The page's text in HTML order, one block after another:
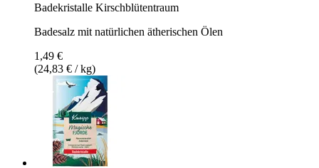
Badekristalle Kirschblütentraum
Badesalz mit natürlichen ätherischen Ölen
1,49 €
(24,83 € / kg)